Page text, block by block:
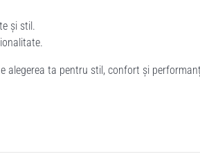
și stil.
alegerea ta pentru stil, confort și